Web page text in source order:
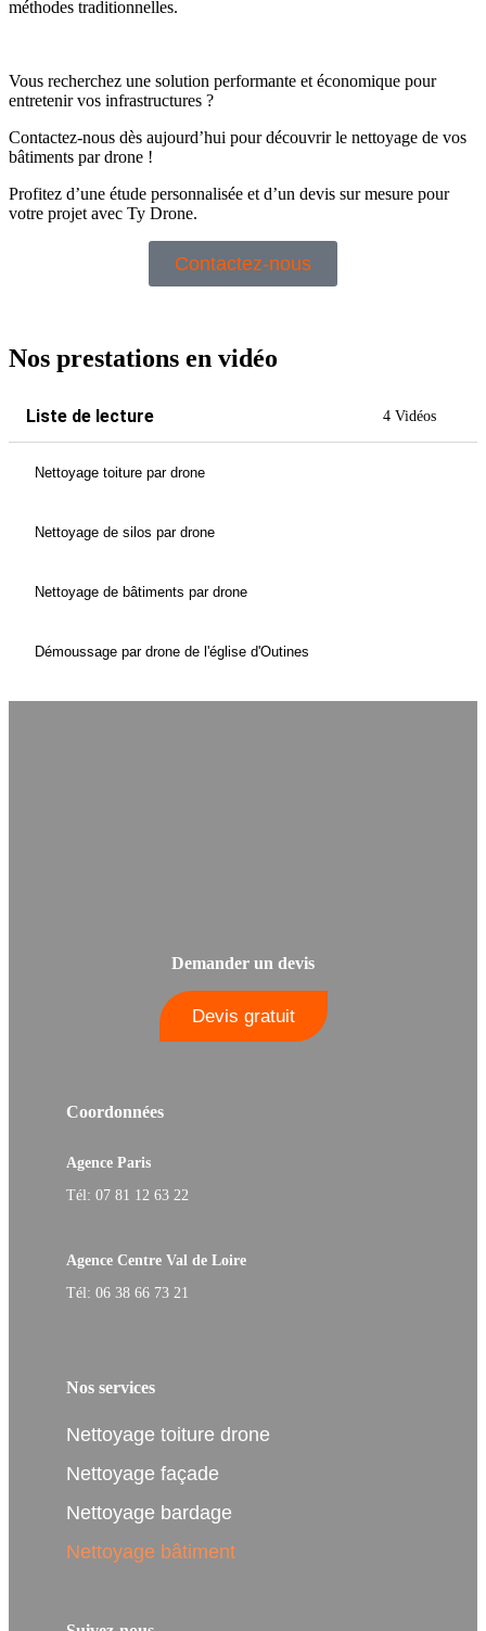
méthodes traditionnelles.
Vous recherchez une solution performante et économique pour
entretenir vos infrastructures ?
Contactez-nous dès aujourd’hui pour découvrir le nettoyage de vos
bâtiments par drone !
Profitez d’une étude personnalisée et d’un devis sur mesure pour
votre projet avec Ty Drone.
Contactez-nous
Nos prestations en vidéo
Liste de lecture 4 Vidéos
Nettoyage toiture par drone
Nettoyage de silos par drone
Nettoyage de bâtiments par drone
Démoussage par drone de l'église d'Outines
Demander un devis
Devis gratuit
Coordonnées
Agence Paris
Tél: 07 81 12 63 22
Agence Centre Val de Loire
Tél: 06 38 66 73 21
Nos services
Nettoyage toiture drone
Nettoyage façade
Nettoyage bardage
Nettoyage bâtiment